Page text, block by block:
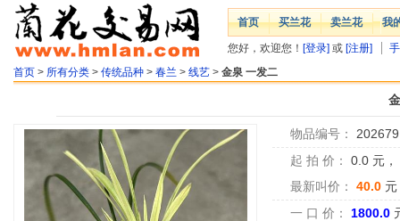
首页 买兰花 卖兰花 我
您好，欢迎您！ [登录] 或 [注册]
首页 > 所有分类 > 传统品种 > 春兰 > 线艺 > 金泉 一发二
物品编号：
起 拍 价：
0.0 元，
最新叫价：
40.0 元
一 口 价：
1800.0